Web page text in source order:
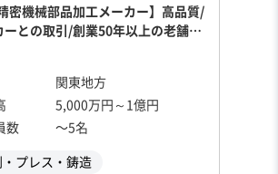
密機械部品加工メーカー】高品質/
ーとの取引/創業50年以上の老舗企
関東地方
5,000万円～1億円
数
〜5名
プレス・鋳造